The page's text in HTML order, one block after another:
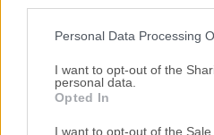
Personal Data Processing
I want to opt-out of the
personal data.
Opted In
I want to opt-out of the
para claves externas, uniones,
procedimientos almacenados